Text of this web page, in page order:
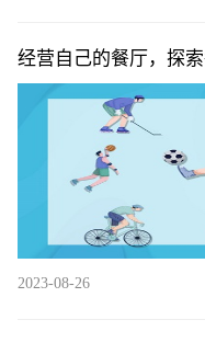
经营自己的餐厅，探
2023-08-26